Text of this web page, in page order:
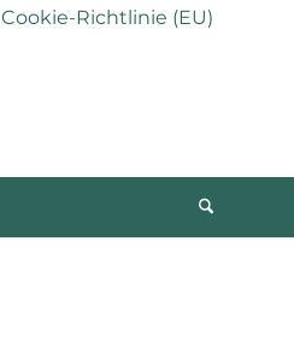
Cookie-Richtlinie (EU)